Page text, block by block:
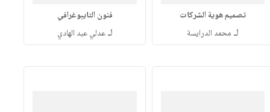
تصميم هوية الشركات
لـ محمد الدرايسة
فنون التايبوغرافي
لـعدلي عبد الهادي